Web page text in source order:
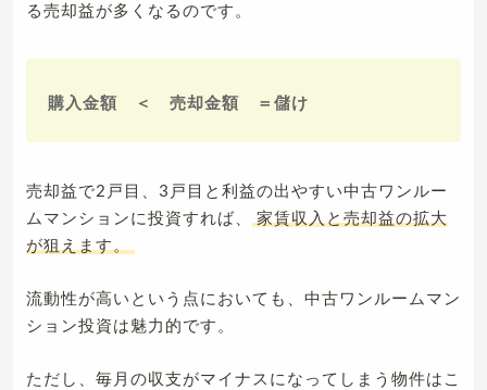
る売却益が多くなるのです。
購入金額 ＜ 売却金額 ＝儲け
売却益で2戸目、3戸目と利益の出やすい中古ワンルー
ムマンションに投資すれば、
家賃収入と売却益の拡大
が狙えます。
流動性が高いという点においても、中古ワンルームマン
ション投資は魅力的です。
ただし、毎月の収支がマイナスになってしまう物件はこ